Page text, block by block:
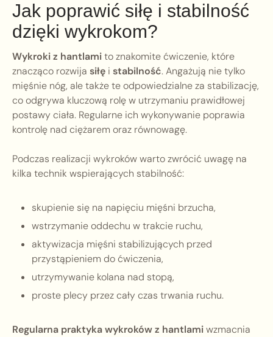
Jak poprawić siłę i stabilność
dzięki wykrokom?
Wykroki z hantlamito znakomite ćwiczenie, które
znacząco rozwija siłę i stabilność. Angażują nie tylko
mięśnie nóg, ale także te odpowiedzialne za stabilizację,
co odgrywa kluczową rolę w utrzymaniu prawidłowej
postawy ciała. Regularne ich wykonywanie poprawia
kontrolę nad ciężarem oraz równowagę.
Podczas realizacji wykroków warto zwrócić uwagę na
kilka technik wspierających stabilność:
skupienie się na napięciu mięśni brzucha,
wstrzymanie oddechu w trakcie ruchu,
aktywizacja mięśni stabilizujących przed
przystąpieniem do ćwiczenia,
utrzymywanie kolana nad stopą,
proste plecy przez cały czas trwania ruchu.
Regularna praktyka wykroków z hantlamiwzmacnia